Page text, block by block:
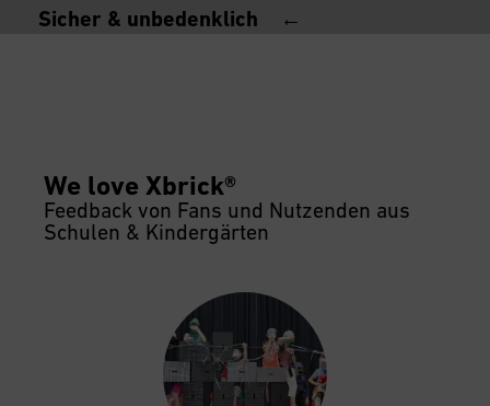
Sicher & unbedenklich ←
We love Xbrick®
Feedback von Fans und Nutzenden aus
Schulen & Kindergärten